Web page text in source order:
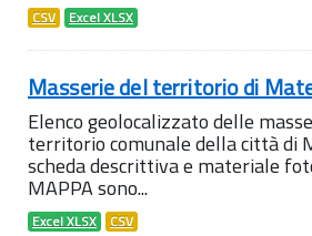
CSV Excel XLSX
Masserie del territorio di
Elenco geolocalizzato delle
territorio comunale della città di
scheda descrittiva e materiale
MAPPA sono...
Excel XLSX CSV